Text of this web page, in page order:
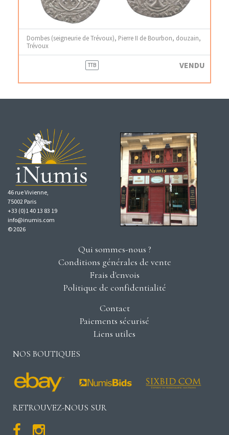
Dombes (seigneurie de Trévoux), Pierre II de Bourbon, douzain,
Trévoux
TTB VENDU
46 rue Vivienne,
75002 Paris
+33 (0)1 40 13 83 19
info@inumis.com
© 2026
Qui sommes-nous ?
Conditions générales de vente
Frais d'envois
Politique de confidentialité
Contact
Paiements sécurisé
Liens utiles
NOS BOUTIQUES
RETROUVEZ-NOUS SUR